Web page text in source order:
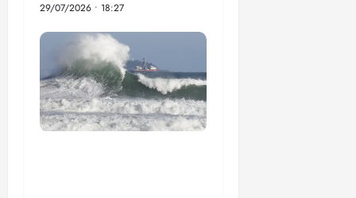
29/07/2026 • 18:27